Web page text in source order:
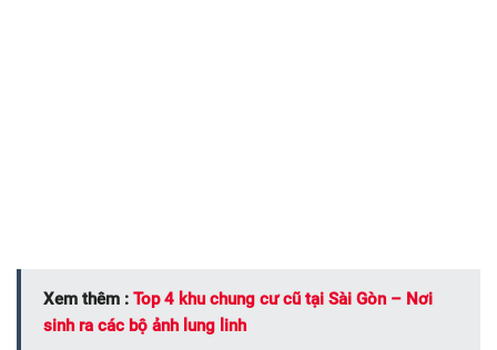
Xem thêm : Top 4 khu chung cư cũ tại Sài Gòn – Nơi
sinh ra các bộ ảnh lung linh